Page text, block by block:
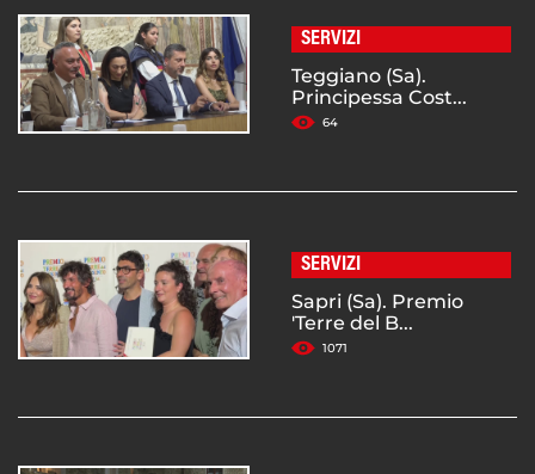
SERVIZI
Teggiano (Sa).
Principessa Cost...
64
SERVIZI
Sapri (Sa). Premio
'Terre del B...
1071